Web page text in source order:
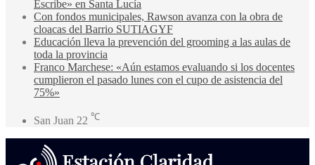
Escribe» en Santa Lucía
Con fondos municipales, Rawson avanza con la obra de
cloacas del Barrio SUTIAGYF
Educación lleva la prevención del grooming a las aulas de
toda la provincia
Franco Marchese: «Aún estamos evaluando si los docentes
cumplieron el pasado lunes con el cupo de asistencia del
75%»
San Juan 22 ℃